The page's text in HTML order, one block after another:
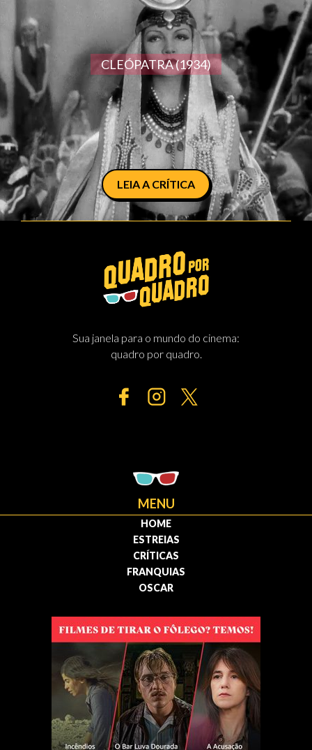
CLEÓPATRA (1934)
LEIA A CRÍTICA
Sua janela para o mundo do cinema:
quadro por quadro.
MENU
HOME
ESTREIAS
CRÍTICAS
FRANQUIAS
OSCAR